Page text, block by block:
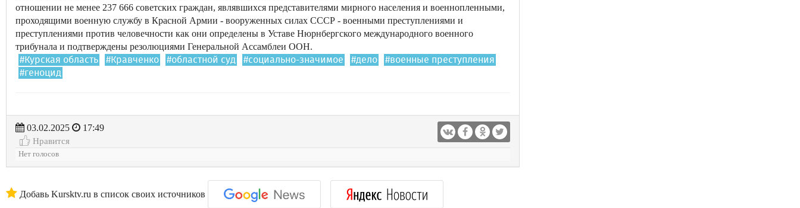
отношении не менее 237 666 советских граждан, являвшихся представителями мирного населения и военнопленными,
проходящими военную службу в Красной Армии - вооруженных силах СССР - военными преступлениями и
преступлениями против человечности как они определены в Уставе Нюрнбергского международного военного
трибунала и подтверждены резолюциями Генеральной Ассамблеи ООН.
#Курская область #Кравченко #областной суд #социально-значимое #дело
#военные преступления
#геноцид
03.02.2025
17:49
Нравится
Нет голосов
Добавь Kursktv.ru в список своих источников